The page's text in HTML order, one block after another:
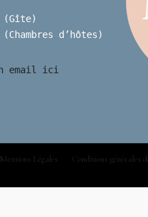
(Gîte)
d’hôtes)
email ici
Mentions Légales Conditions générales